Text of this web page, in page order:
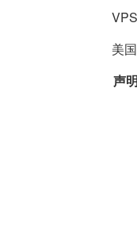
美
声